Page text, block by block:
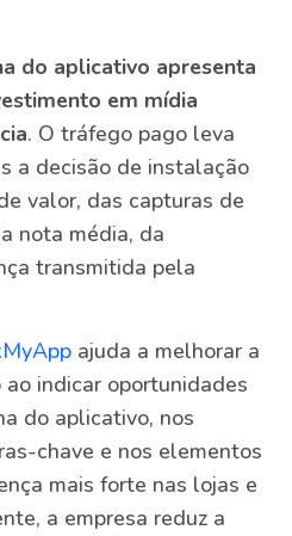
do aplicativo apresenta
em mídia
. O tráfego pago leva
a decisão de instalação
valor, das capturas de
nota média, da
transmitida pela
ajuda a melhorar a
indicar oportunidades
do aplicativo, nos
chave e nos elementos
mais forte nas lojas e
a empresa reduz a